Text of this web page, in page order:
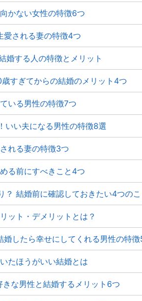
かない女性の特徴6つ
愛される妻の特徴4つ
婚する人の特徴とメリット
すぎてからの結婚のメリット4つ
いる男性の特徴7つ
いい夫になる男性の特徴8選
れる妻の特徴3つ
る前にすべきこと4つ
？ 結婚前に確認しておきたい4つのこ
ット・デメリットとは？
したら幸せにしてくれる男性の特徴
たほうがいい結婚とは
な男性と結婚するメリット6つ